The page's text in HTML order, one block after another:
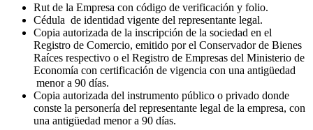
Rut de la Empresa con código de verificación y folio.
Cédula de identidad vigente del representante legal.
Copia autorizada de la inscripción de la sociedad en el
Registro de Comercio, emitido por el Conservador de Bienes
Raíces respectivo o el Registro de Empresas del Ministerio de
Economía con certificación de vigencia con una antigüedad
menor a 90 días.
Copia autorizada del instrumento público o privado donde
conste la personería del representante legal de la empresa, con
una antigüedad menor a 90 días.